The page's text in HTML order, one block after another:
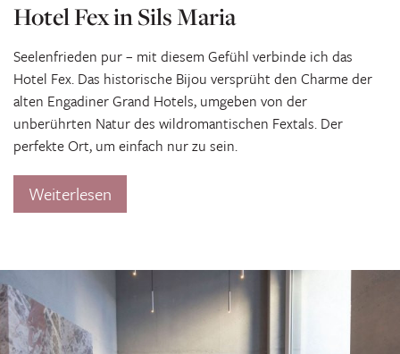
Hotel Fex in Sils Maria
Seelenfrieden pur – mit diesem Gefühl verbinde ich das
Hotel Fex. Das historische Bijou versprüht den Charme der
alten Engadiner Grand Hotels, umgeben von der
unberührten Natur des wildromantischen Fextals. Der
perfekte Ort, um einfach nur zu sein.
Weiterlesen